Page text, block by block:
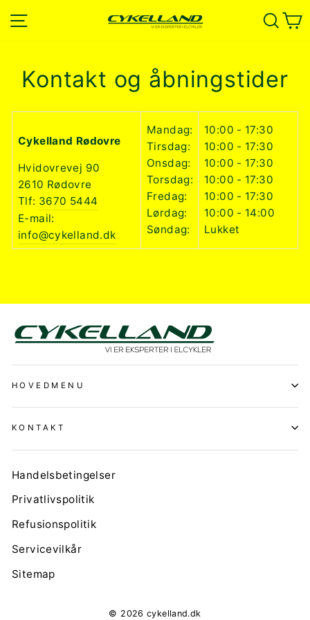
til
Søg
Kontakt og åbningstider
Cykelland Rødovre
Hvidovrevej 90
2610 Rødovre
Tlf: 3670 5444
E-mail:
info@cykelland.dk
Mandag:
Tirsdag:
Onsdag:
Torsdag:
Fredag:
Lørdag:
Søndag:
10:00 - 17:30
10:00 - 17:30
10:00 - 17:30
10:00 - 17:30
10:00 - 17:30
10:00 - 14:00
Lukket
HOVEDMENU
KONTAKT
Handelsbetingelser
Privatlivspolitik
Refusionspolitik
Servicevilkår
Sitemap
© 2026 cykelland.dk